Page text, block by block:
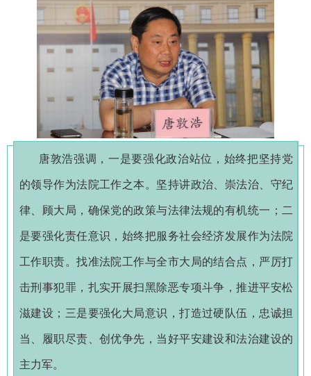
唐敦浩强调，一是要强化政治站位，始终把坚持党
的领导作为法院工作之本。坚持讲政治、崇法治、守纪
律、顾大局，确保党的政策与法律法规的有机统一；二
是要强化责任意识，始终把服务社会经济发展作为法院
工作职责。找准法院工作与全市大局的结合点，严厉打
击刑事犯罪，扎实开展扫黑除恶专项斗争，推进平安松
滋建设；三是要强化大局意识，打造过硬队伍，忠诚担
当、履职尽责、创优争先，当好平安建设和法治建设的
主力军。